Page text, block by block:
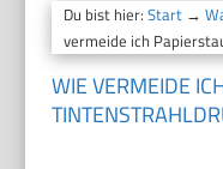
Du bist hier:Start →
vermeide ich
WIE VERMEIDE